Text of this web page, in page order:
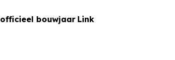
officieel bouwjaar Link